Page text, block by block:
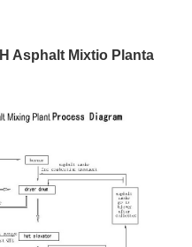
Asphalt Mixtio Planta